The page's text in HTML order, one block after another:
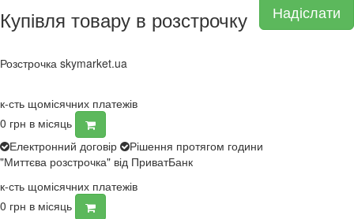
Надіслати
Купівля товару в розстрочку
Розстрочка skymarket.ua
к-сть щомісячних платежів
0 грн в місяць
Електронний договір
Рішення протягом години
"Миттєва розстрочка" від ПриватБанк
к-сть щомісячних платежів
0 грн в місяць